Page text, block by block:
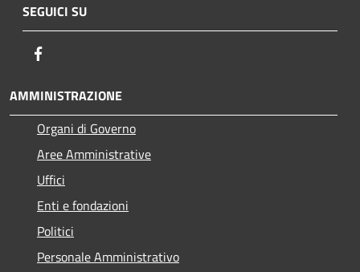
SEGUICI SU
AMMINISTRAZIONE
Organi di Governo
Aree Amministrative
Uffici
Enti e fondazioni
Politici
Personale Amministrativo